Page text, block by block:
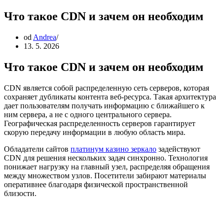
Что такое CDN и зачем он необходим
od Andrea
13. 5. 2026
Что такое CDN и зачем он необходим
CDN является собой распределенную сеть серверов, которая
сохраняет дубликаты контента веб-ресурса. Такая архитектура
дает пользователям получать информацию с ближайшего к
ним сервера, а не с одного центрального сервера.
Географическая распределенность серверов гарантирует
скорую передачу информации в любую область мира.
Обладатели сайтов платинум казино зеркало задействуют
CDN для решения нескольких задач синхронно. Технология
понижает нагрузку на главный узел, распределяя обращения
между множеством узлов. Посетители забирают материалы
оперативнее благодаря физической пространственной
близости.